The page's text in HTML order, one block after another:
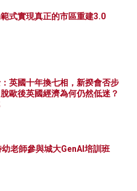
式實現真正的市區重建3.0
英國十年換七相，新揆會否步
歐後英國經濟為何仍然低迷？
老師參與城大GenAI培訓班